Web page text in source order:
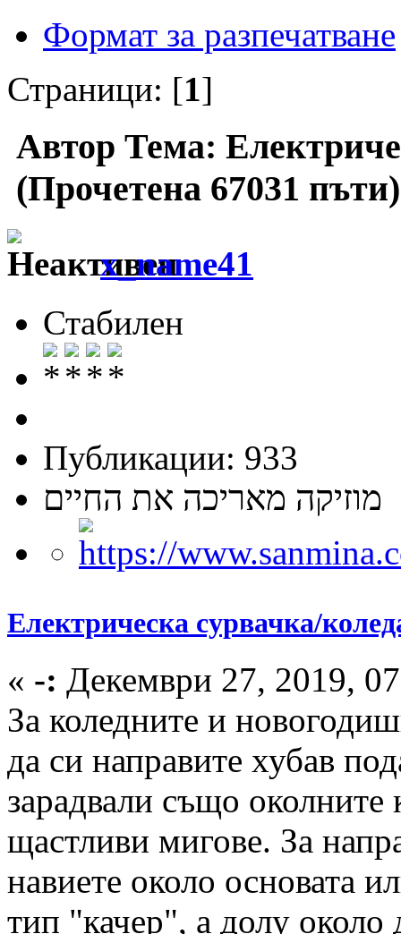
Формат за разпечатване
Страници: [1]
Автор Тема:
(Прочетена 67031 пъти)
x_name41
Стабилен
Публикации: 933
מוזיקה מאריכה את החיים
Електрическа сурвачка/
« -: Декември 27, 2019,
За коледните и
да си направите хубав
зарадвали също околните
щастливи мигове. За
навиете около основата
тип "качер", а долу около